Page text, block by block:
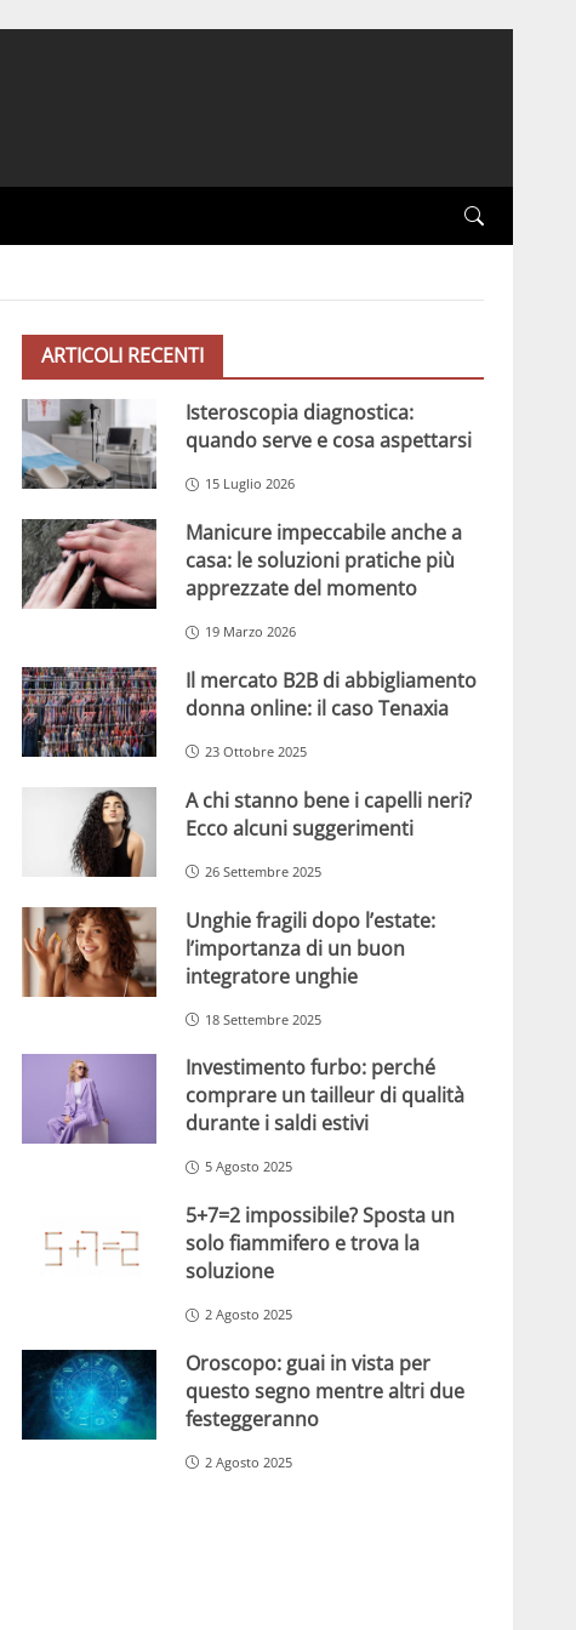
ARTICOLI RECENTI
Isteroscopia diagnostica:
quando serve e cosa aspettarsi
15 Luglio 2026
Manicure impeccabile anche a
casa: le soluzioni pratiche più
apprezzate del momento
19 Marzo 2026
Il mercato B2B di abbigliamento
donna online: il caso Tenaxia
23 Ottobre 2025
A chi stanno bene i capelli neri?
Ecco alcuni suggerimenti
26 Settembre 2025
Unghie fragili dopo l’estate:
l’importanza di un buon
integratore unghie
18 Settembre 2025
Investimento furbo: perché
comprare un tailleur di qualità
durante i saldi estivi
5 Agosto 2025
5+7=2 impossibile? Sposta un
solo fiammifero e trova la
soluzione
2 Agosto 2025
Oroscopo: guai in vista per
questo segno mentre altri due
festeggeranno
2 Agosto 2025